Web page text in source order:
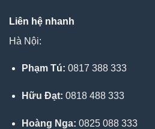
Liên hệ nhanh
Hà Nội:
Phạm Tú: 0817 388 333
Hữu Đạt: 0818 488 333
Hoàng Nga: 0825 088 333